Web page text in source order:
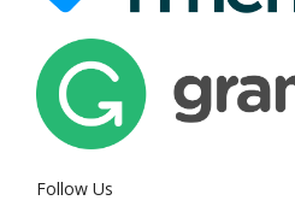
Follow Us